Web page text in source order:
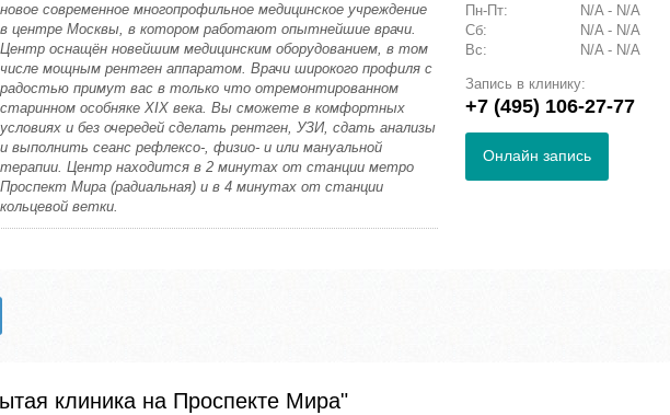
новое современное многопрофильное медицинское учреждение
в центре Москвы, в котором работают опытнейшие врачи.
Центр оснащён новейшим медицинским оборудованием, в том
числе мощным рентген аппаратом. Врачи широкого профиля с
радостью примут вас в только что отремонтированном
старинном особняке XIX века. Вы сможете в комфортных
условиях и без очередей сделать рентген, УЗИ, сдать анализы
и выполнить сеанс рефлексо-, физио- и или мануальной
терапии. Центр находится в 2 минутах от станции метро
Проспект Мира (радиальная) и в 4 минутах от станции
кольцевой ветки.
Пн-Пт:
N/A - N/A
Сб:
N/A - N/A
Вс:
N/A - N/A
Запись в клинику:
+7 (495) 106-27-77
Онлайн запись
клиника на Проспекте Мира"